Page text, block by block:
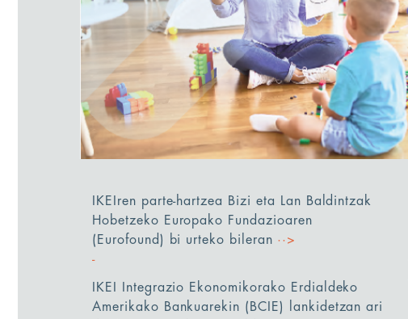
IKEIren parte-hartzea Bizi eta Lan Baldintzak
Hobetzeko Europako Fundazioaren
(Eurofound) bi urteko bileran ··>
IKEI Integrazio Ekonomikorako Erdialdeko
Amerikako Bankuarekin (BCIE) lankidetzan ari